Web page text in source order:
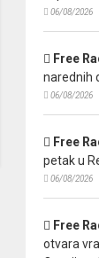
06/08/2026
Free
narednih
06/08/2026
Free
petak u
06/08/2026
Free
otvara